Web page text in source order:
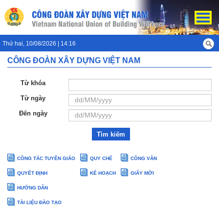
Thứ hai, 10/08/2026 | 14:16
CÔNG ĐOÀN XÂY DỰNG VIỆT NAM
Từ khóa
Từ ngày
Đến ngày
Tìm kiếm
CÔNG TÁC TUYÊN GIÁO
QUYẾT ĐỊNH
QUY CHẾ
KẾ HOẠCH
CÔNG VĂN
GIẤY MỜI
HƯỚNG DẪN
TÀI LIỆU ĐÀO TẠO